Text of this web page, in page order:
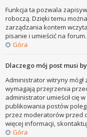
Funkcja ta pozwala
roboczą. Dzięki temu
zarządzania kontem
pisanie i umieścić na forum.
Góra
Dlaczego mój post musi
Administrator witryny
wymagają przejrzenia
administrator umieścił cię
publikowania postów
przez moderatorów przed
więcej informacji,
Góra